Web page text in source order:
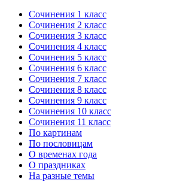
Сочинения 1 класс
Сочинения 2 класс
Сочинения 3 класс
Сочинения 4 класс
Сочинения 5 класс
Сочинения 6 класс
Сочинения 7 класс
Сочинения 8 класс
Сочинения 9 класс
Сочинения 10 класс
Сочинения 11 класс
По картинам
По пословицам
О временах года
О праздниках
На разные темы